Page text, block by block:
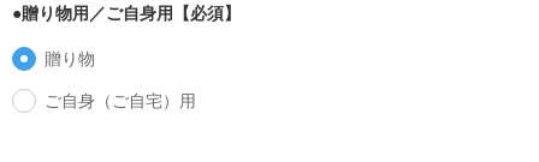
●贈り物用／ご自身用【必須】
贈り物
ご自身（ご自宅）用